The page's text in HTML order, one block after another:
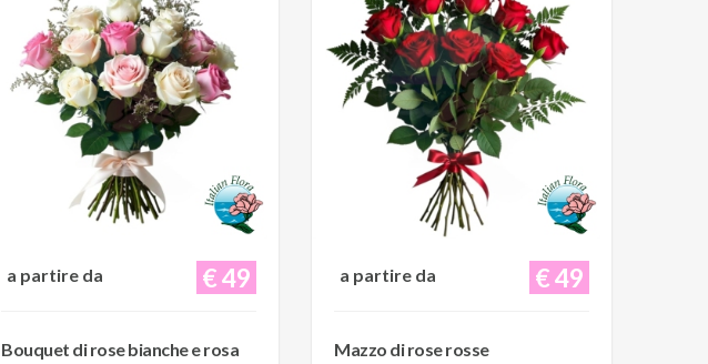
€ 49
a partire da
Bouquet di rose bianche e rosa
€ 49
a partire da
Mazzo di rose rosse